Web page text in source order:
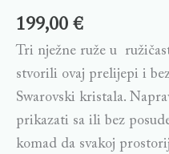
199,00 €
Tri nježne ruže u
stvorili ovaj prelijepi i
Swarovski kristala.
prikazati sa ili bez
komad da svakoj